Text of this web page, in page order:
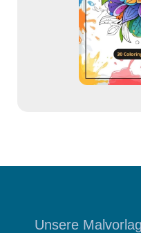
Unsere